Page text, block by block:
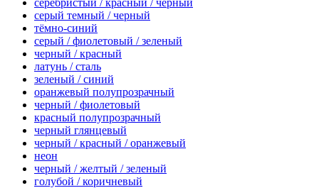
серый темный / черный
тёмно-синий
серый / фиолетовый / зеленый
черный / красный
латунь / сталь
зеленый / синий
оранжевый полупрозрачный
черный / фиолетовый
красный полупрозрачный
черный глянцевый
черный / красный / оранжевый
неон
черный / желтый / зеленый
голубой / коричневый